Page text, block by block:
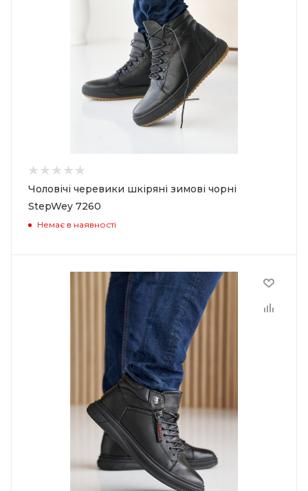
Чоловічі черевики шкіряні зимові чорні
StepWey 7260
Немає в наявності